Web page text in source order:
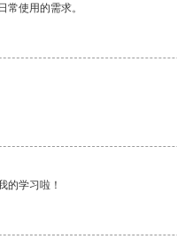
常使用的需求。
的学习啦！